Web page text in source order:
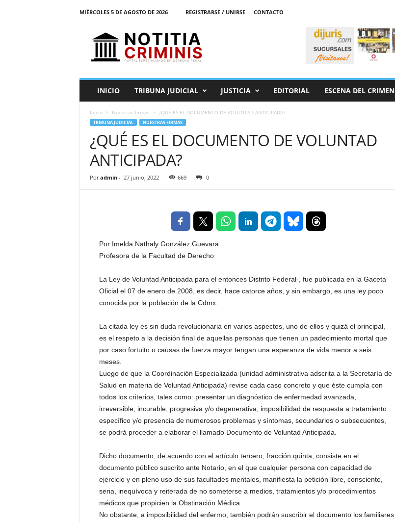
MIÉRCOLES 5 DE AGOSTO DE 2026 REGISTRARSE / UNIRSE
CONTACTO
l
INICIO TRIBUNA JUDICIAL JUSTICIA EDITORIAL ESCENA DEL CRIMEN
Inicio Nuestras firmas ¿QUÉ ES EL DOCUMENTO DE VOLUNTAD ANTICIPADA?
TRIBUNA JUDICIAL NUESTRAS FIRMAS
¿QUÉ ES EL DOCUMENTO DE VOLUNTAD
ANTICIPADA?
Por admin- 27 junio, 2022 669 0
Por Imelda Nathaly González Guevara
Profesora de la Facultad de Derecho
La Ley de Voluntad Anticipada para el entonces Distrito Federal-, fue publicada en la Gaceta
Oficial el 07 de enero de 2008, es decir, hace catorce años, y sin embargo, es una ley poco
conocida por la población de la Cdmx.
La citada ley es sin duda revolucionaria en varios aspectos, uno de ellos y quizá el principal,
es el respeto a la decisión final de aquellas personas que tienen un padecimiento mortal que
por caso fortuito o causas de fuerza mayor tengan una esperanza de vida menor a seis
meses.
Luego de que la Coordinación Especializada (unidad administrativa adscrita a la Secretaría de
Salud en materia de Voluntad Anticipada) revise cada caso concreto y que éste cumpla con
todos los criterios, tales como: presentar un diagnóstico de enfermedad avanzada,
irreversible, incurable, progresiva y/o degenerativa; imposibilidad de respuesta a tratamiento
específico y/o presencia de numerosos problemas y síntomas, secundarios o subsecuentes,
se podrá proceder a elaborar el llamado Documento de Voluntad Anticipada.
Dicho documento, de acuerdo con el artículo tercero, fracción quinta, consiste en el
documento público suscrito ante Notario, en el que cualquier persona con capacidad de
ejercicio y en pleno uso de sus facultades mentales, manifiesta la petición libre, consciente,
seria, inequívoca y reiterada de no someterse a medios, tratamientos y/o procedimientos
médicos que propicien la Obstinación Médica.
No obstante, a imposibilidad del enfermo, también podrán suscribir el documento los familiares